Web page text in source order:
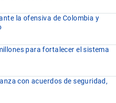
la ofensiva de Colombia y
para fortalecer el sistema
con acuerdos de seguridad,